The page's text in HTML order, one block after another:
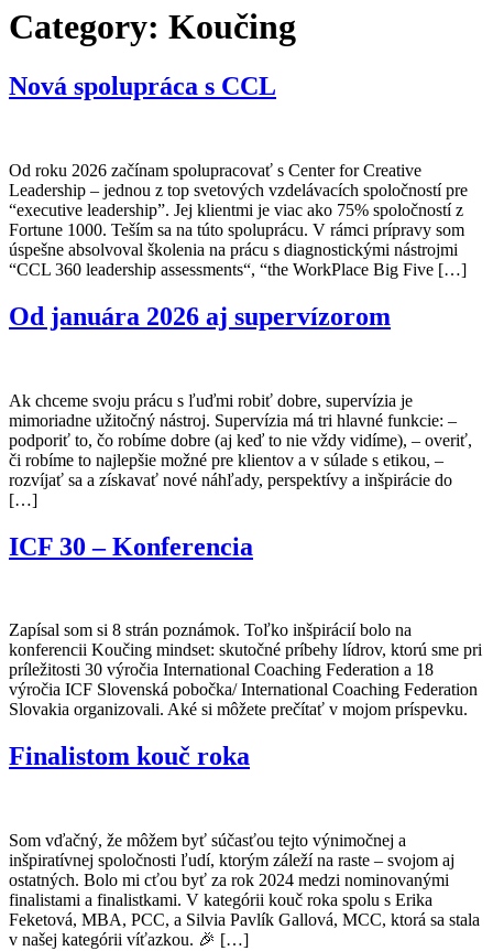
Category: Koučing
Nová spolupráca s CCL
Od roku 2026 začínam spolupracovať s Center for Creative
Leadership – jednou z top svetových vzdelávacích spoločností pre
“executive leadership”. Jej klientmi je viac ako 75% spoločností z
Fortune 1000. Teším sa na túto spoluprácu. V rámci prípravy som
úspešne absolvoval školenia na prácu s diagnostickými nástrojmi
“CCL 360 leadership assessments“, “the WorkPlace Big Five […]
Od januára 2026 aj supervízorom
Ak chceme svoju prácu s ľuďmi robiť dobre, supervízia je
mimoriadne užitočný nástroj. Supervízia má tri hlavné funkcie: –
podporiť to, čo robíme dobre (aj keď to nie vždy vidíme), – overiť,
či robíme to najlepšie možné pre klientov a v súlade s etikou, –
rozvíjať sa a získavať nové náhľady, perspektívy a inšpirácie do
[…]
ICF 30 – Konferencia
Zapísal som si 8 strán poznámok. Toľko inšpirácií bolo na
konferencii Koučing mindset: skutočné príbehy lídrov, ktorú sme pri
príležitosti 30 výročia International Coaching Federation a 18
výročia ICF Slovenská pobočka/ International Coaching Federation
Slovakia organizovali. Aké si môžete prečítať v mojom príspevku.
Finalistom kouč roka
Som vďačný, že môžem byť súčasťou tejto výnimočnej a
inšpiratívnej spoločnosti ľudí, ktorým záleží na raste – svojom aj
ostatných. Bolo mi cťou byť za rok 2024 medzi nominovanými
finalistami a finalistkami. V kategórii kouč roka spolu s Erika
Feketová, MBA, PCC, a Silvia Pavlík Gallová, MCC, ktorá sa stala
v našej kategórii víťazkou. 🎉 […]